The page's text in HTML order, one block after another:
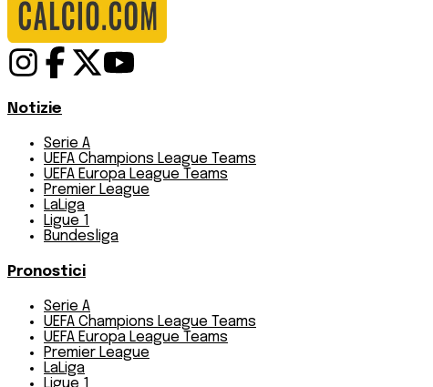
Notizie
Serie A
UEFA Champions League Teams
UEFA Europa League Teams
Premier League
LaLiga
Ligue 1
Bundesliga
Pronostici
Serie A
UEFA Champions League Teams
UEFA Europa League Teams
Premier League
LaLiga
Ligue 1